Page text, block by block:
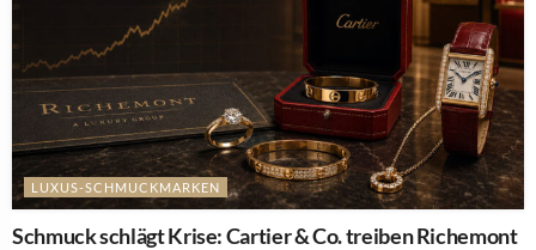
LUXUS-SCHMUCKMARKEN
Schmuck schlägt Krise: Cartier & Co. treiben Richemont